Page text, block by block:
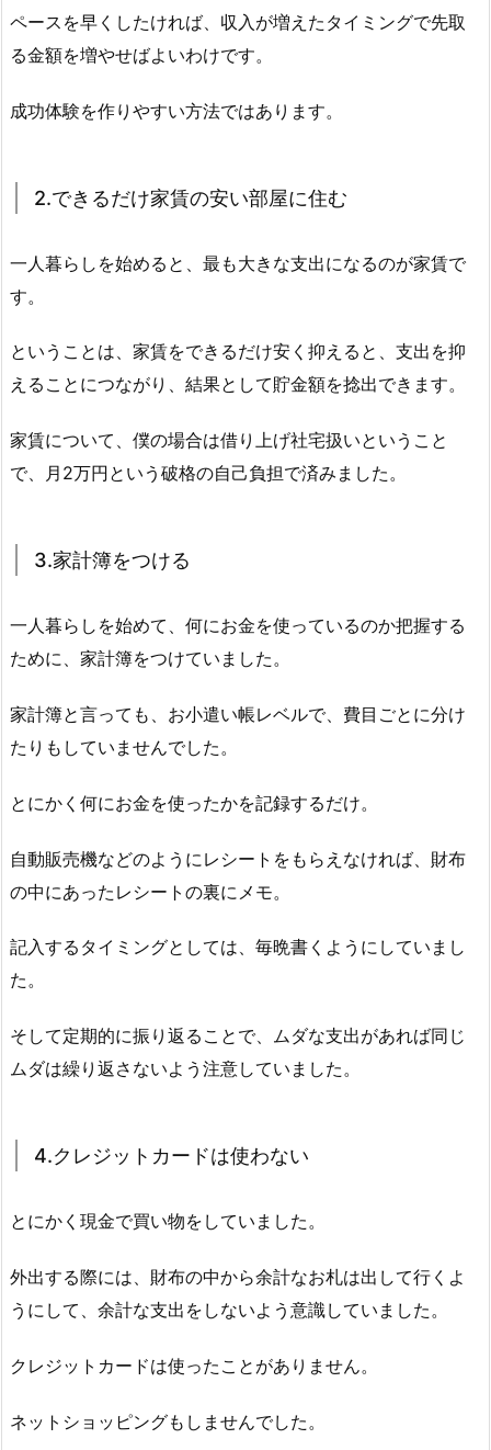
ペースを早くしたければ、収入が増えたタイミングで先取
る金額を増やせばよいわけです。
成功体験を作りやすい方法ではあります。
2.できるだけ家賃の安い部屋に住む
一人暮らしを始めると、最も大きな支出になるのが家賃で
す。
ということは、家賃をできるだけ安く抑えると、支出を抑
えることにつながり、結果として貯金額を捻出できます。
家賃について、僕の場合は借り上げ社宅扱いということ
で、月2万円という破格の自己負担で済みました。
3.家計簿をつける
一人暮らしを始めて、何にお金を使っているのか把握する
ために、家計簿をつけていました。
家計簿と言っても、お小遣い帳レベルで、費目ごとに分け
たりもしていませんでした。
とにかく何にお金を使ったかを記録するだけ。
自動販売機などのようにレシートをもらえなければ、財布
の中にあったレシートの裏にメモ。
記入するタイミングとしては、毎晩書くようにしていまし
た。
そして定期的に振り返ることで、ムダな支出があれば同じ
ムダは繰り返さないよう注意していました。
4.クレジットカードは使わない
とにかく現金で買い物をしていました。
外出する際には、財布の中から余計なお札は出して行くよ
うにして、余計な支出をしないよう意識していました。
クレジットカードは使ったことがありません。
ネットショッピングもしませんでした。